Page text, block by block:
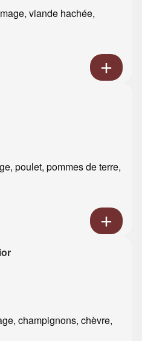
viande hachée,
poulet, pommes de terre,
champignons, chèvre,